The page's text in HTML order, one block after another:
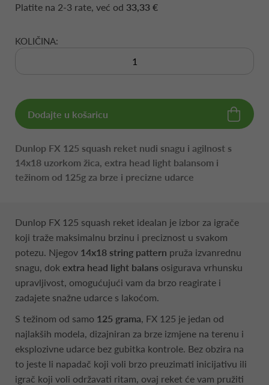
Platite na 2-3 rate, već od 33,33 €
KOLIČINA:
Dodajte u košaricu
Dunlop FX 125 squash reket nudi snagu i agilnost s
14x18 uzorkom žica, extra head light balansom i
težinom od 125g za brze i precizne udarce
Dunlop FX 125 squash reket idealan je izbor za igrače
koji traže maksimalnu brzinu i preciznost u svakom
potezu. Njegov 14x18 string pattern pruža izvanrednu
snagu, dok extra head light balans osigurava vrhunsku
upravljivost, omogućujući vam da brzo reagirate i
zadajete snažne udarce s lakoćom.
S težinom od samo 125 grama, FX 125 je jedan od
najlakših modela, dizajniran za brze izmjene na terenu i
eksplozivne udarce bez gubitka kontrole. Bez obzira na
to jeste li napadač koji voli brzo preuzimati inicijativu ili
igrač koji voli održavati ritam, ovaj reket će vam pružiti